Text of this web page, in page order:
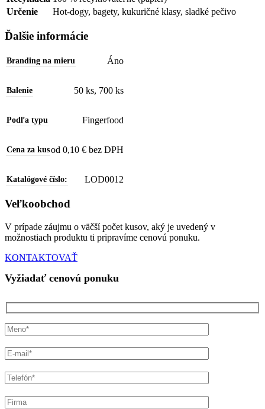
Určenie
Hot-dogy, bagety, kukuričné klasy, sladké pečivo
Ďalšie informácie
Branding na mieru Áno
Balenie 50 ks, 700 ks
Podľa typu Fingerfood
Cena za kusod 0,10 € bez DPH
Katalógové číslo: LOD0012
Veľkoobchod
V prípade záujmu o väčší počet kusov, aký je uvedený v
možnostiach produktu ti pripravíme cenovú ponuku.
KONTAKTOVAŤ
Vyžiadať cenovú ponuku